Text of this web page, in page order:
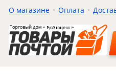
О магазине Оплата